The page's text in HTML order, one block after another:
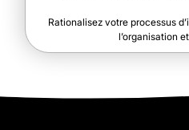
Rationalisez votre processus
l’organisation